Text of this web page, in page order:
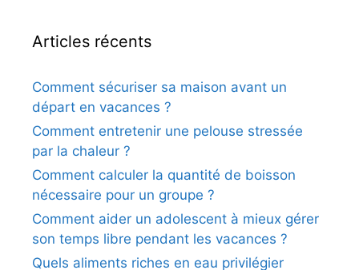
Articles récents
Comment sécuriser sa maison avant un
départ en vacances ?
Comment entretenir une pelouse stressée
par la chaleur ?
Comment calculer la quantité de boisson
nécessaire pour un groupe ?
Comment aider un adolescent à mieux gérer
son temps libre pendant les vacances ?
Quels aliments riches en eau privilégier